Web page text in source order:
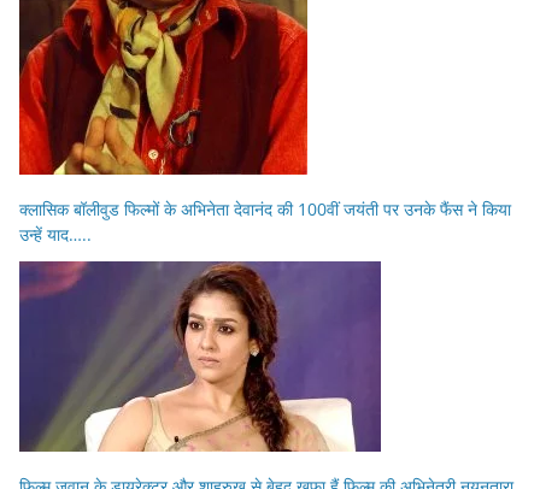
क्लासिक बॉलीवुड फिल्मों के अभिनेता देवानंद की 100वीं जयंती पर उनके फैंस ने किया
उन्हें याद…..